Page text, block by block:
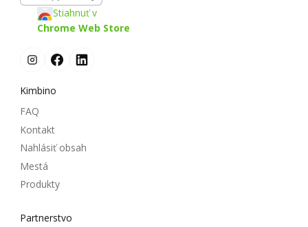
Stiahnuť v
Chrome Web Store
Kimbino
FAQ
Kontakt
Nahlásiť obsah
Mestá
Produkty
Partnerstvo